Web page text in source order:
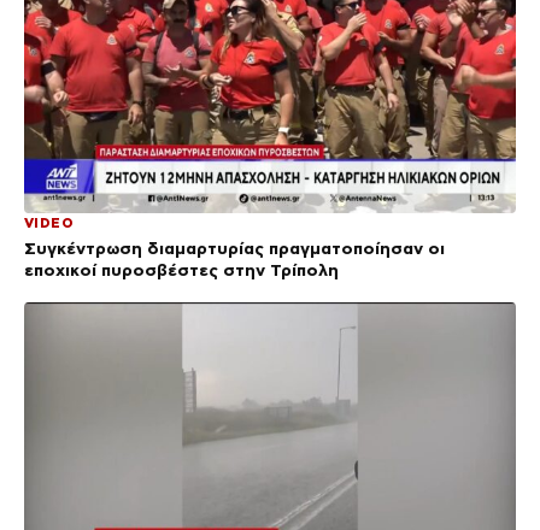
VIDEO
Συγκέντρωση διαμαρτυρίας πραγματοποίησαν οι
εποχικοί πυροσβέστες στην Τρίπολη